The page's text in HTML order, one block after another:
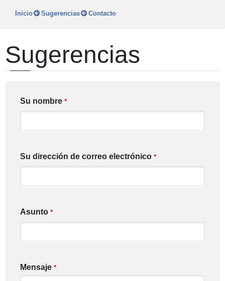
Inicio Sugerencias Contacto
Sugerencias
Su nombre *
Su dirección de correo electrónico *
Asunto *
Mensaje *